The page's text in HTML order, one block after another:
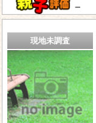
－
現地未調査